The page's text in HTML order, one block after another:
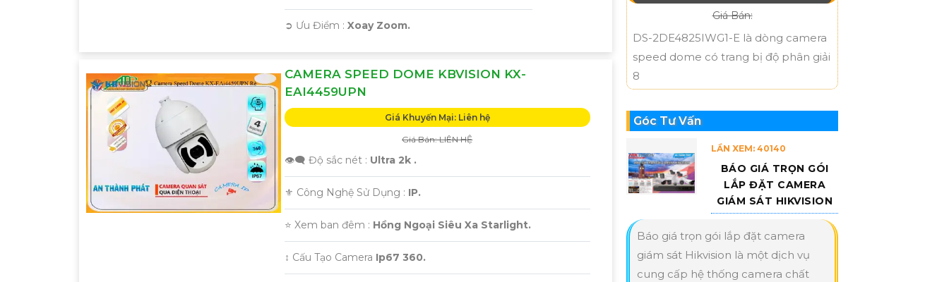
️➲ Ưu Điểm : Xoay Zoom.
CAMERA SPEED DOME KBVISION KX-
EAI4459UPN
Giá Khuyến Mại: Liên hệ
Giá Bán: LIÊN HỆ
👁️‍🗨 Độ sắc nét : Ultra 2k .
⚜️ Công Nghệ Sử Dụng : IP.
⭐ Xem ban đêm : Hồng Ngoại Siêu Xa Starlight.
↕️ Cấu Tạo Camera Ip67 360.
Giá Bán:
DS-2DE4825IWG1-E là dòng camera
speed dome có trang bị độ phân giải
8
Góc Tư Vấn
LẦN XEM: 40140
BÁO GIÁ TRỌN GÓI
LẮP ĐẶT CAMERA
GIÁM SÁT HIKVISION
Báo giá trọn gói lắp đặt camera
giám sát Hikvision là một dịch vụ
cung cấp hệ thống camera chất